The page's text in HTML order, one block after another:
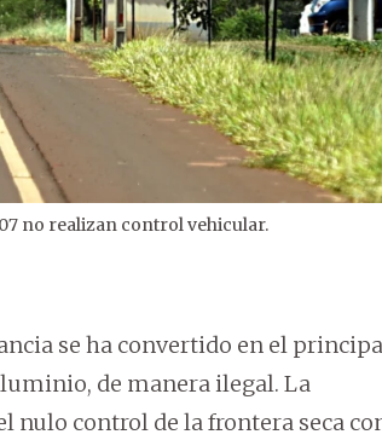
no realizan control vehicular.
se ha convertido en el
de manera ilegal. La
nulo control de la frontera seca